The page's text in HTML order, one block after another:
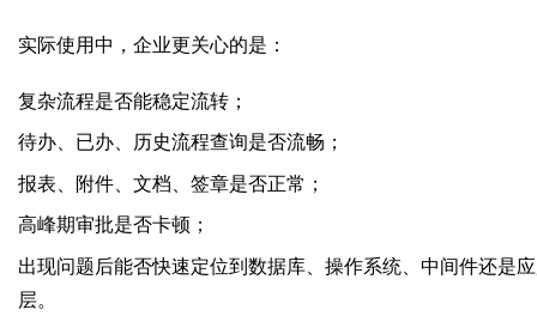
实际使用中，企业更关心的是：
复杂流程是否能稳定流转；
待办、已办、历史流程查询是否流畅；
报表、附件、文档、签章是否正常；
高峰期审批是否卡顿；
出现问题后能否快速定位到数据库、操作系统、中间件还是
层。